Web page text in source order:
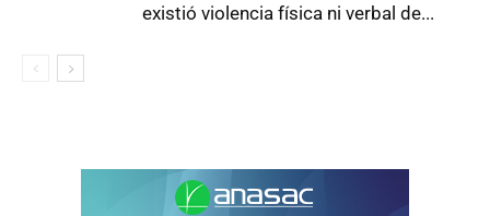
existió violencia física ni verbal de...